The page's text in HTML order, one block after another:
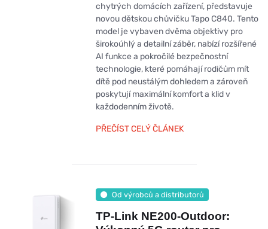
chytrých domácích zařízení, představuje
novou dětskou chůvičku Tapo C840. Tento
model je vybaven dvěma objektivy pro
širokoúhlý a detailní záběr, nabízí rozšířené
AI funkce a pokročilé bezpečnostní
technologie, které pomáhají rodičům mít
dítě pod neustálým dohledem a zároveň
poskytují maximální komfort a klid v
každodenním životě.
PŘEČÍST CELÝ ČLÁNEK
Od výrobců a distributorů
TP-Link NE200‑Outdoor: